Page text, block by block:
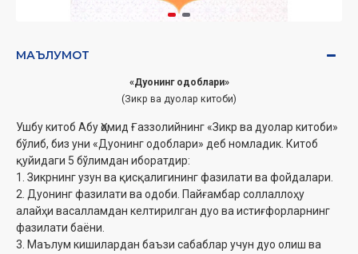
МАЪЛУМОТ
«Дуонинг одоблари»
(Зикр ва дуолар китоби)
Ушбу китоб Абу Ҳомид Ғаззолийнинг «Зикр ва дуолар китоби»
бўлиб, биз уни «Дуонинг одоблари» деб номладик. Китоб
қуйидаги 5 бўлимдан иборатдир:
1. Зикрнинг узун ва қисқалигининг фазилати ва фойдалари.
2. Дуонинг фазилати ва одоби. Пайғамбар соллаллоҳу
алайҳи васалламдан келтирилган дуо ва истиғфорларнинг
фазилати баёни.
3. Маълум кишилардан баъзи сабаблар учун дуо олиш ва